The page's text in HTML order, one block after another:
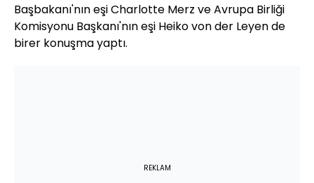
Başbakanı'nın eşi Charlotte Merz ve Avrupa Birliği
Komisyonu Başkanı'nın eşi Heiko von der Leyen de
birer konuşma yaptı.
REKLAM